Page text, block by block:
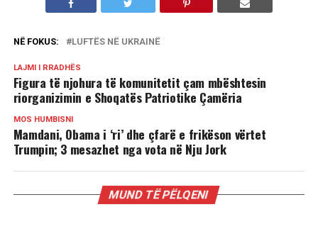
NË FOKUS: LUFTËS NË UKRAINË
LAJMI I RRADHËS
Figura të njohura të komunitetit çam mbështesin
riorganizimin e Shoqatës Patriotike Çamëria
MOS HUMBISNI
Mamdani, Obama i ‘ri’ dhe çfarë e frikëson vërtet
Trumpin; 3 mesazhet nga vota në Nju Jork
MUND TË PËLQENI